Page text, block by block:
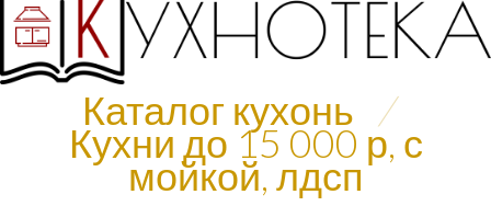
Каталог кухонь /
Кухни до 15 000 р, с
мойкой, лдсп